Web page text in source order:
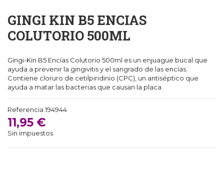
GINGI KIN B5 ENCIAS
COLUTORIO 500ML
Gingi-Kin B5 Encías Colutorio 500ml es un enjuague bucal que
ayuda a prevenir la gingivitis y el sangrado de las encías.
Contiene cloruro de cetilpiridinio (CPC), un antiséptico que
ayuda a matar las bacterias que causan la placa.
Referencia 194944
11,95 €
Sin impuestos